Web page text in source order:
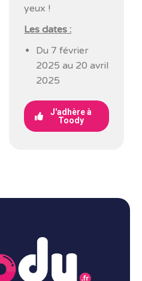
yeux !
Les dates :
Du 7 février
2025 au 20 avril
2025
J'adhère à
Toody